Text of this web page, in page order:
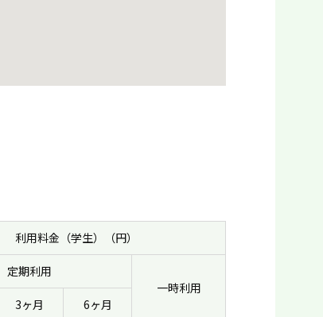
利用料金（学生）（円）
定期利用
一時利用
3ヶ月 6ヶ月